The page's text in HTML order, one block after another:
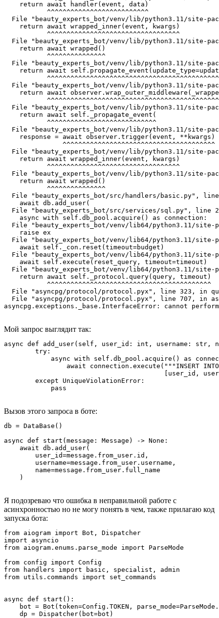
    return await handler(event, data)
           ^^^^^^^^^^^^^^^^^^^^^^^^^^
File "beauty_experts_bot/venv/lib/python3.11/site-
    return await wrapped_inner(event, kwargs)
           ^^^^^^^^^^^^^^^^^^^^^^^^^^^^^^^^^^
File "beauty_experts_bot/venv/lib/python3.11/site-
    return await wrapped()
           ^^^^^^^^^^^^^^^
File "beauty_experts_bot/venv/lib/python3.11/site-
return await
File "beauty_experts_bot/venv/lib/python3.11/site-
return await
File "beauty_experts_bot/venv/lib/python3.11/site-
    return await self._propagate_event(
           ^^^^^^^^^^^^^^^^^^^^^^^^^^^^
File "beauty_experts_bot/venv/lib/python3.11/site-
    response = await observer.trigger(event, **kwargs)
               ^^^^^^^^^^^^^^^^^^^^^^^^^^^^^^^^^^^^^^^
File "beauty_experts_bot/venv/lib/python3.11/site-
    return await wrapped_inner(event, kwargs)
           ^^^^^^^^^^^^^^^^^^^^^^^^^^^^^^^^^^
File "beauty_experts_bot/venv/lib/python3.11/site-
    return await wrapped()
           ^^^^^^^^^^^^^^^
File "beauty_experts_bot/src/handlers/basic.py",
    await db.add_user(
File "beauty_experts_bot/src/services/sql.py", line
    async with self.db_pool.acquire() as connection:
File "beauty_experts_bot/venv/lib64/python3.11/
    raise ex
File "beauty_experts_bot/venv/lib64/python3.11/
    await self._con.reset(timeout=budget)
File "beauty_experts_bot/venv/lib64/python3.11/
    await self.execute(reset_query, timeout=timeout)
File "beauty_experts_bot/venv/lib64/python3.11/
    return await self._protocol.query(query, timeout)
           ^^^^^^^^^^^^^^^^^^^^^^^^^^^^^^^^^^^^^^^^^^
File "asyncpg/protocol/protocol.pyx", line 323, in
File "asyncpg/protocol/protocol.pyx", line 707, in
asyncpg.exceptions._base.InterfaceError: cannot
Мой запрос выглядит так:
async def add_user(self, user_id: int, username: str,
        try:
async with self.db_pool.acquire() as
await connection.execute("""INSERT
[user_id,
        except UniqueViolationError:
            pass
Вызов этого запроса в боте:
db = DataBase()
async def start(message: Message) -> None:
    await db.add_user(
        user_id=message.from_user.id,
        username=message.from_user.username,
        name=message.from_user.full_name
    )
Я подозреваю что ошибка в неправильной работе с
асинхронностью но не могу понять в чем, также прилагаю код
запуска бота:
from aiogram import Bot, Dispatcher
import asyncio
from aiogram.enums.parse_mode import ParseMode
from config import Config
from handlers import basic, specialist, admin
from utils.commands import set_commands
async def start():
bot = Bot(token=Config.TOKEN,
    dp = Dispatcher(bot=bot)